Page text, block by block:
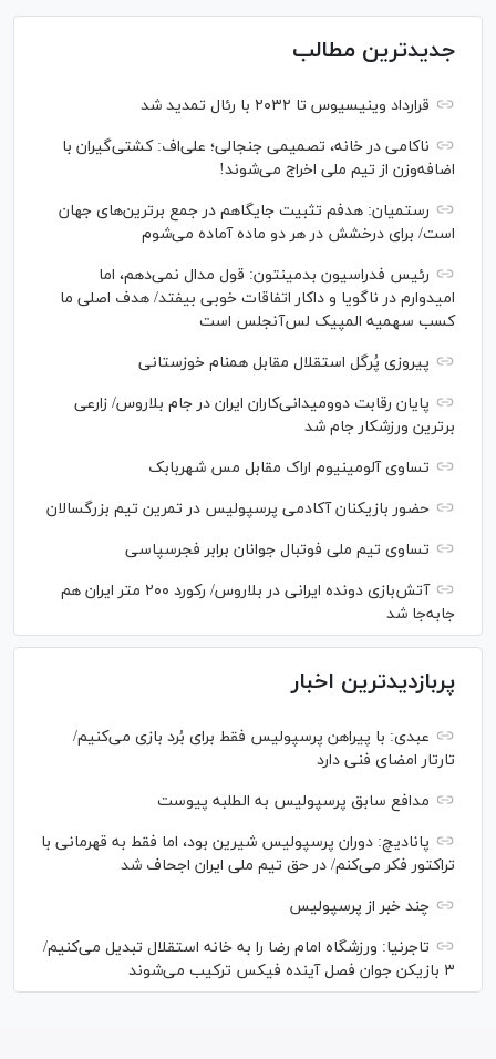
جدیدترین مطالب
قرارداد وینیسیوس تا ۲۰۳۲ با رئال‌ تمدید شد
ناکامی در خانه، تصمیمی جنجالی؛ علی‌اف: کشتی‌گیران با
اضافه‌وزن از تیم ملی اخراج می‌شوند!
رستمیان: هدفم تثبیت جایگاهم در جمع برترین‌های جهان
است/ برای درخشش در هر دو ماده آماده می‌شوم
رئیس فدراسیون بدمینتون: قول مدال نمی‌دهم، اما
امیدوارم در ناگویا و داکار اتفاقات خوبی بیفتد/ هدف اصلی ما
کسب سهمیه المپیک لس‌آنجلس است
پیروزی پُرگل استقلال مقابل همنام خوزستانی
پایان رقابت دوومیدانی‌کاران ایران در جام بلاروس/ زارعی
برترین ورزشکار جام شد
تساوی آلومینیوم اراک مقابل مس شهربابک
حضور بازیکنان آکادمی پرسپولیس در تمرین تیم بزرگسالان
تساوی تیم ملی فوتبال جوانان برابر فجرسپاسی
آتش‌بازی دونده ایرانی در بلاروس/ رکورد ۲۰۰ متر ایران هم
جابه‌جا شد
پربازدیدترین اخبار
عبدی: با پیراهن پرسپولیس فقط برای بُرد بازی می‌کنیم/
تارتار امضای فنی دارد
مدافع سابق پرسپولیس به الطلبه پیوست
پانادیچ: دوران پرسپولیس شیرین بود، اما فقط به قهرمانی با
تراکتور فکر می‌کنم/ در حق تیم ملی ایران اجحاف شد
چند خبر از پرسپولیس
تاجرنیا: ورزشگاه امام رضا را به خانه استقلال تبدیل می‌کنیم/
۳ بازیکن جوان فصل آینده فیکس ترکیب می‌شوند